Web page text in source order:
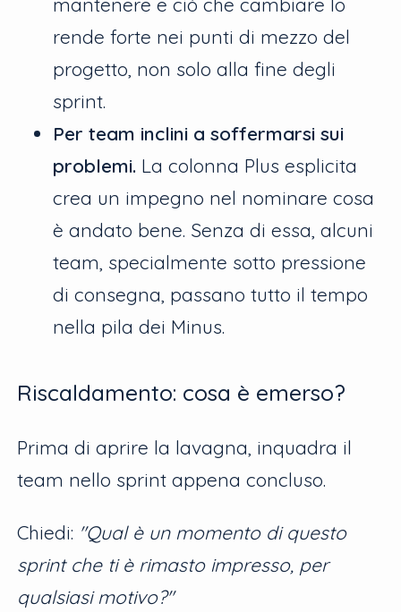
rende forte nei punti di mezzo del
progetto, non solo alla fine degli
sprint.
Per team inclini a soffermarsi sui
problemi. La colonna Plus esplicita
crea un impegno nel nominare cosa
è andato bene. Senza di essa, alcuni
team, specialmente sotto pressione
di consegna, passano tutto il tempo
nella pila dei Minus.
Riscaldamento: cosa è emerso?
Prima di aprire la lavagna, inquadra il
team nello sprint appena concluso.
Chiedi: "Qual è un momento di questo
sprint che ti è rimasto impresso, per
qualsiasi motivo?"